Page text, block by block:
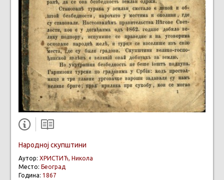
Народној скупштини
Аутор: ХРИСТИЋ, Никола
Место: Београд
Година: 1867